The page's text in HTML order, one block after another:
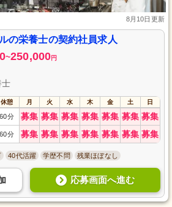
8月10日更新
の栄養士の契約社員求人
~250,000円
士
休憩 月 火 水 木 金 土 日
60分 募集 募集 募集 募集 募集 募集 募集
60分 募集 募集 募集 募集 募集 募集 募集
40代活躍 学歴不問 残業ほぼなし
応募画面へ進む